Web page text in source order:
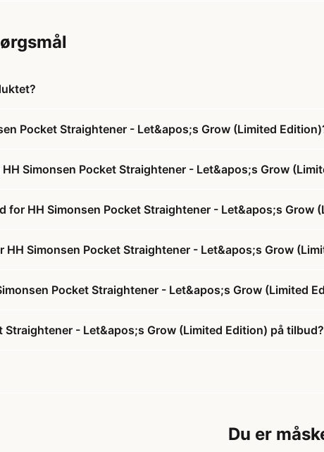
Pocket Straightener - Let&apos;s Grow (Limited
Simonsen Pocket Straightener - Let&apos;s Grow
for HH Simonsen Pocket Straightener - Let&apos;s Grow
HH Simonsen Pocket Straightener - Let&apos;s Grow
Pocket Straightener - Let&apos;s Grow (Limited
Straightener - Let&apos;s Grow (Limited Edition) på tilbud?
Du er